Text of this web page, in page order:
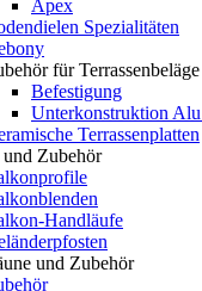
Apex
Spezialitäten
für Terrassenbeläge
Befestigung
Unterkonstruktion
Terrassenplatten
Zubehör
Handläufe
und Zubehör